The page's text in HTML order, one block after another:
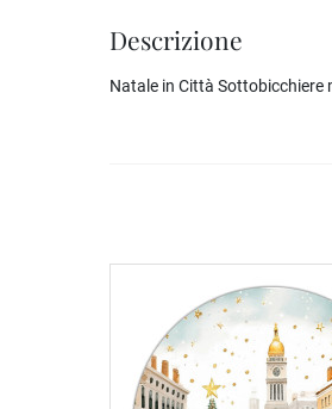
Descrizione
Natale in Città Sottobicchiere